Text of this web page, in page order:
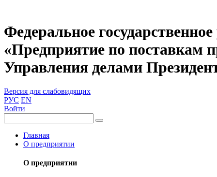
Федеральное
«Предприятие по поставкам
Управления делами
Версия для слабовидящих
РУС EN
Войти
Главная
О предприятии
О предприятии